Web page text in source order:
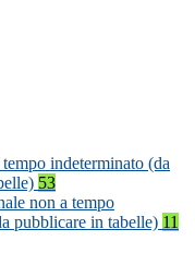
indeterminato (da
53
non a tempo
pubblicare in tabelle) 11